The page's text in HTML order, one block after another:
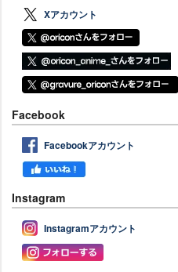
Xアカウント
Facebook
Facebookアカウント
Instagram
Instagramアカウント